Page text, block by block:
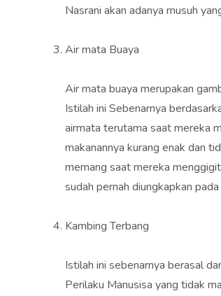
Nasrani akan adanya musuh
Air mata Buaya
Air mata buaya merupakan
Istilah ini Sebenarnya
airmata terutama saat mereka
makanannya kurang enak dan
memang saat mereka
sudah pernah diungkapkan
Kambing Terbang
Istilah ini sebenarnya berasal
Perilaku Manusisa yang tidak